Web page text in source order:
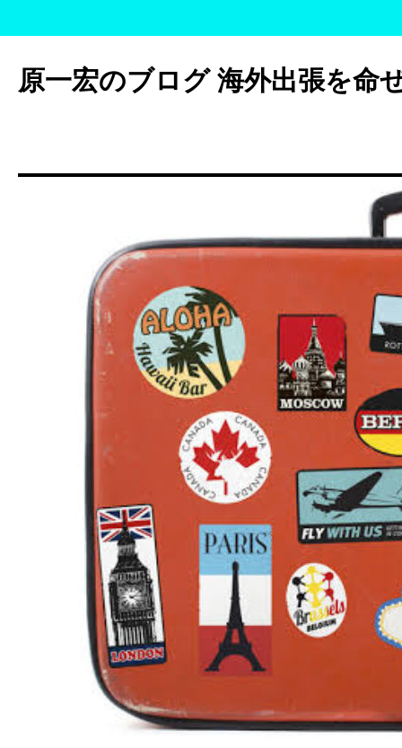
テ
ン
ッ
原一宏のブログ 海外出張を命